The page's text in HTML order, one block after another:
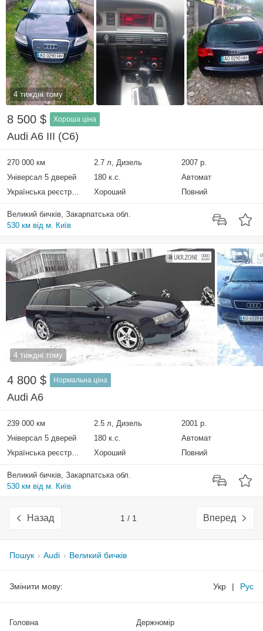
4 тиждні тому
8 500 $ Хороша ціна
Audi A6 III (C6)
270 000 км 2.7 л, Дизель
2007 р.
Універсал 5 дверей
180 к.с.
Автомат
Українська реєстрація
Хороший Повний
Великий бичків, Закарпатська обл.
530 км від м. Київ
4 тиждні тому
4 800 $ Нормальна ціна
Audi A6
239 000 км 2.5 л, Дизель
2001 р.
Універсал 5 дверей
180 к.с.
Автомат
Українська реєстрація
Хороший Повний
Великий бичків, Закарпатська обл.
530 км від м. Київ
Назад 1 / 1 Вперед
Пошук Audi Великий бичків
Змінити мову: Укр | Рус
Головна Держномір